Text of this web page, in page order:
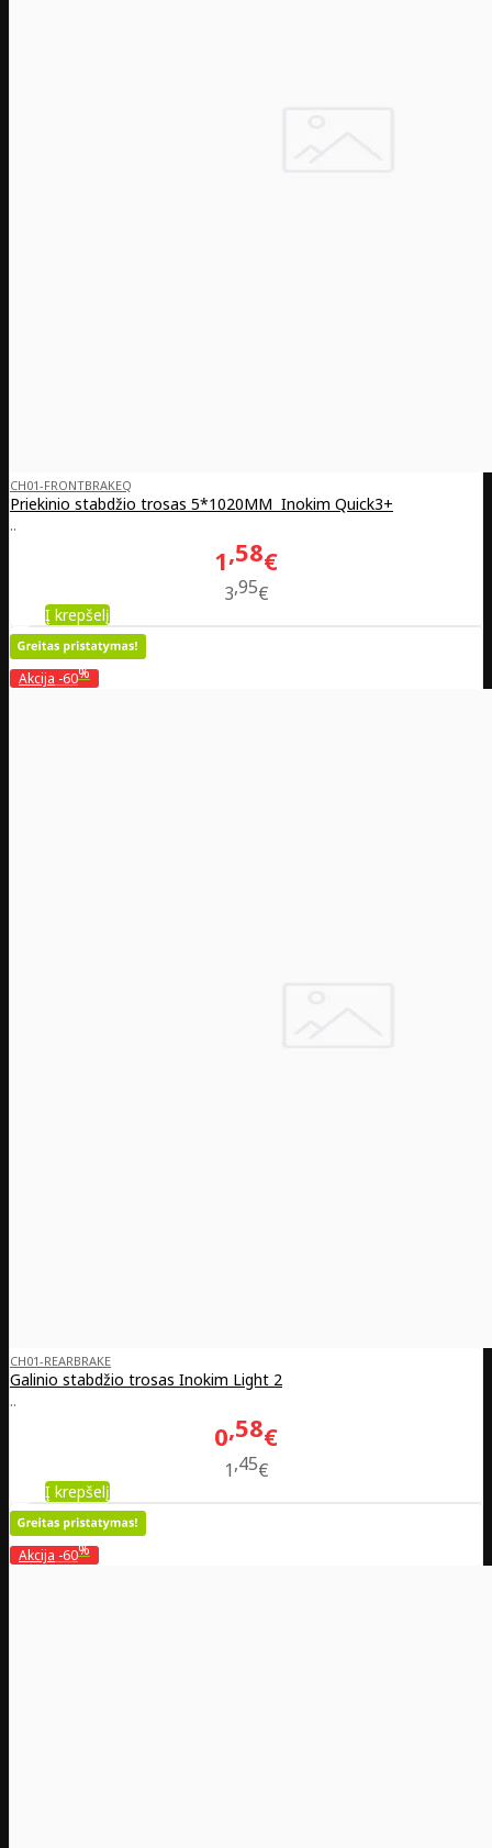
CH01-FRONTBRAKEQ
Priekinio stabdžio trosas 5*1020MM Inokim Quick3+
..
1 58€
3 95€
Į krepšelį
Akcija -60%
CH01-REARBRAKE
Galinio stabdžio trosas Inokim Light 2
..
0 58€
1 45€
Į krepšelį
Akcija -60%